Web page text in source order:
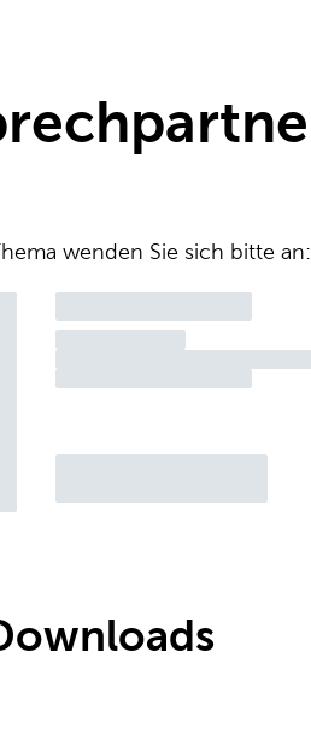
wenden Sie sich bitte an: